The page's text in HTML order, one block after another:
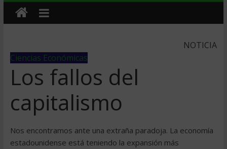
NOTICIA
Ciencias Económicas
Los fallos del
capitalismo
Nos encontramos ante una extraña paradoja. La economía
estadounidense está teniendo la expansión más